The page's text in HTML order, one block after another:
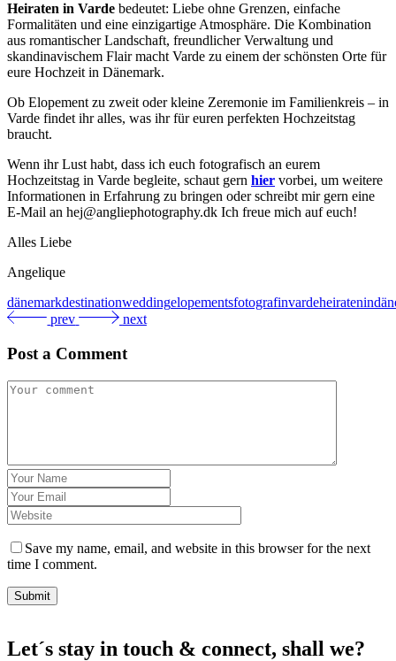
Heiraten in Varde bedeutet: Liebe ohne Grenzen, einfache
Formalitäten und eine einzigartige Atmosphäre. Die Kombination
aus romantischer Landschaft, freundlicher Verwaltung und
skandinavischem Flair macht Varde zu einem der schönsten Orte für
eure Hochzeit in Dänemark.
Ob Elopement zu zweit oder kleine Zeremonie im Familienkreis – in
Varde findet ihr alles, was ihr für euren perfekten Hochzeitstag
braucht.
Wenn ihr Lust habt, dass ich euch fotografisch an eurem
Hochzeitstag in Varde begleite, schaut gern hier vorbei, um weitere
Informationen in Erfahrung zu bringen oder schreibt mir gern eine
E-Mail an hej@angliephotography.dk Ich freue mich auf euch!
Alles Liebe
Angelique
dänemarkdestinationweddingelopementsfotografinvarde
prev
next
Post a Comment
Save my name, email, and website in this browser for the next
time I comment.
Submit
Let´s stay in touch & connect, shall we?